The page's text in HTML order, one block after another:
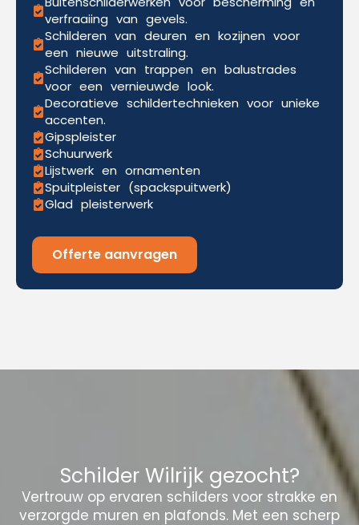
verfraaiing van gevels.
Schilderen van deuren en kozijnen voor
een nieuwe uitstraling.
Schilderen van trappen en balustrades
voor een vernieuwde look.
Decoratieve schildertechnieken voor unieke
accenten.
Gipspleister
Schuurwerk
Lijstwerk en ornamenten
Spuitpleister (spackspuitwerk)
Glad pleisterwerk
Offerte aanvragen
Schilder Wilrijk gezocht?
Vertrouw op ervaren schilders voor strakke en
verzorgde muren en plafonds. Met een scherp